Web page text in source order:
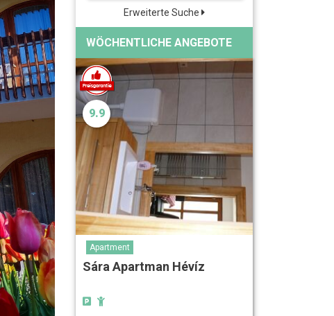
Erweiterte Suche
WÖCHENTLICHE ANGEBOTE
9.9
Apartment
Sára Apartman Hévíz